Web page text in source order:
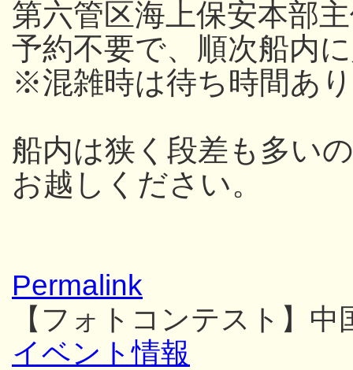
第六管区海上保安本部
予約不要で、順次船内
※混雑時は待ち時間あり
船内は狭く段差も多い
お越しください。
Permalink
【フォトコンテスト】
イベント情報